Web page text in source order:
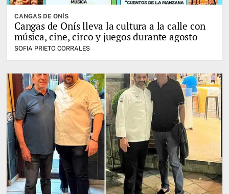
CANGAS DE ONÍS
Cangas de Onís lleva la cultura a la calle con
música, cine, circo y juegos durante agosto
SOFIA PRIETO CORRALES